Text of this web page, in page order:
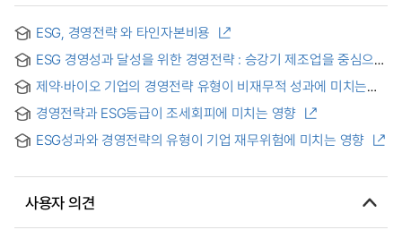
ESG, 경영전략 와 타인자본비용
ESG 경영성과 달성을 위한 경영전략 : 승강기 제조업을 중심으로
performance : with a Focus on Elevator manufacturing
제약·바이오 기업의 경영전략 유형이 비재무적 성과에 미치는
Management Strategy Types of Pharmaceutical and Bio
Companies on Non-financial Performance: Considering
the Moderating Effect of Technological Innovation
경영전략과 ESG등급이 조세회피에 미치는 영향
ESG성과와 경영전략의 유형이 기업 재무위험에 미치는 영향
사용자 의견